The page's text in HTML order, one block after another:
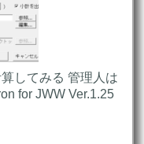
してみる 管理人は
for JWW Ver.1.25